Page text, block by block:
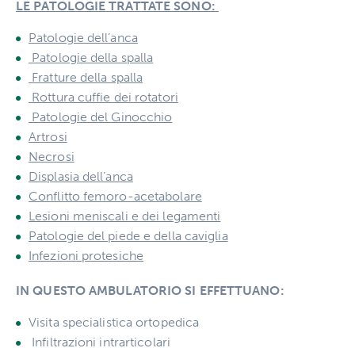
LE PATOLOGIE TRATTATE SONO:
Patologie dell’anca
Patologie della spalla
Fratture della spalla
Rottura cuffie dei rotatori
Patologie del Ginocchio
Artrosi
Necrosi
Displasia dell’anca
Conflitto femoro-acetabolare
Lesioni meniscali e dei legamenti
Patologie del piede e della caviglia
Infezioni protesiche
IN QUESTO AMBULATORIO SI EFFETTUANO:
Visita specialistica ortopedica
Infiltrazioni intrarticolari